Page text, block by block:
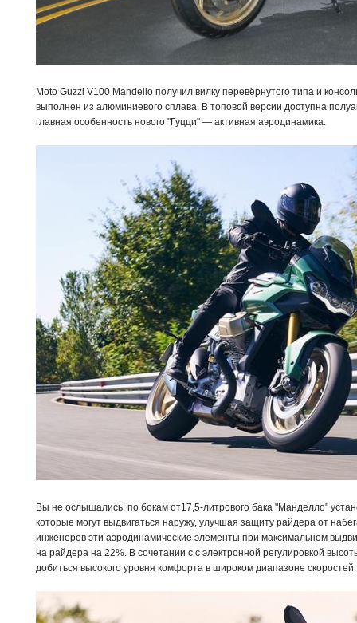
Moto Guzzi V100 Mandello получил вилку перевёрнутого типа и
выполнен из алюминиевого сплава. В топовой версии доступна
главная особенность нового "Гуцци" — активная аэродинамика.
Вы не ослышались: по бокам от17,5-литрового бака "Манделло"
которые могут выдвигаться наружу, улучшая защиту райдера от
инженеров эти аэродинамические элементы при максимальном
на райдера на 22%. В сочетании с с электронной регулировкой
добиться высокого уровня комфорта в широком диапазоне скоростей.